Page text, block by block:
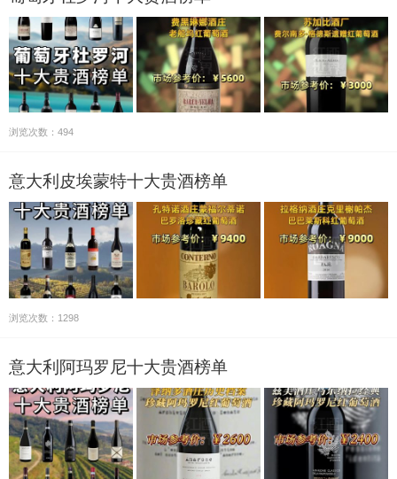
浏览次数：494
意大利皮埃蒙特十大贵酒榜单
浏览次数：1298
意大利阿玛罗尼十大贵酒榜单